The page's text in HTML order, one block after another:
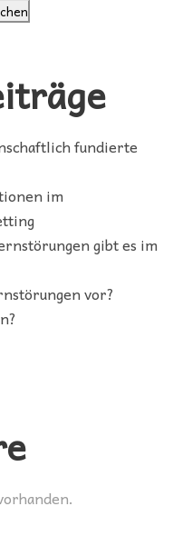
fundierte
im
gibt es im
vor?